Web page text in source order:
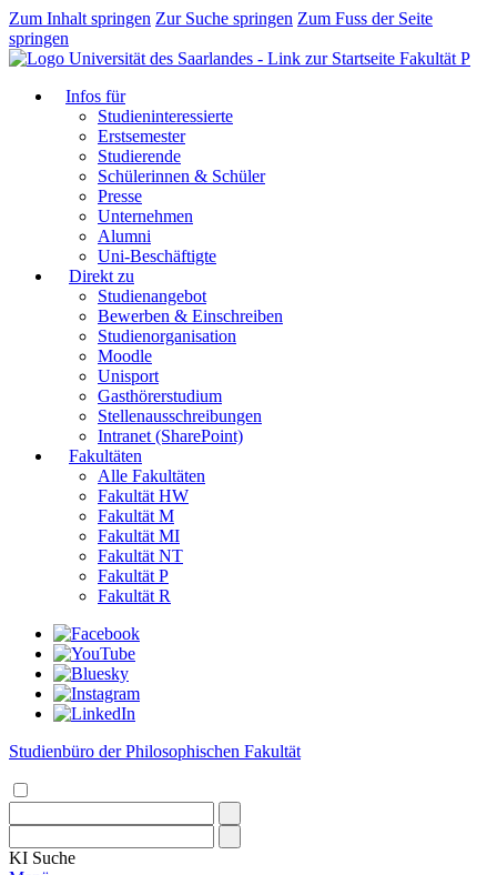
Zum Inhalt springen Zur Suche springen Zum Fuss der Seite
springen
Fakultät P
Infos für
Studieninteressierte
Erstsemester
Studierende
Schülerinnen & Schüler
Presse
Unternehmen
Alumni
Uni-Beschäftigte
Direkt zu
Studienangebot
Bewerben & Einschreiben
Studienorganisation
Moodle
Unisport
Gasthörerstudium
Stellenausschreibungen
Intranet (SharePoint)
Fakultäten
Alle Fakultäten
Fakultät HW
Fakultät M
Fakultät MI
Fakultät NT
Fakultät P
Fakultät R
Studienbüro der Philosophischen Fakultät
KI Suche